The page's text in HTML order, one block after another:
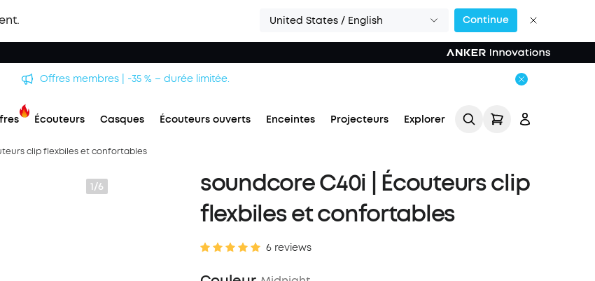
United States / English Continue
Offres membres | -35 % – durée limitée.
Écouteurs Casques Écouteurs ouverts Enceintes Projecteurs Explorer
clip flexbiles et confortables
1/6
soundcore C40i | Écouteurs clip
flexbiles et confortables
6 reviews